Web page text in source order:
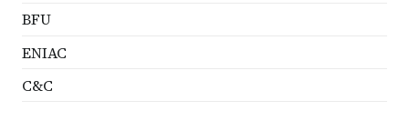
BFU
ENIAC
C&C